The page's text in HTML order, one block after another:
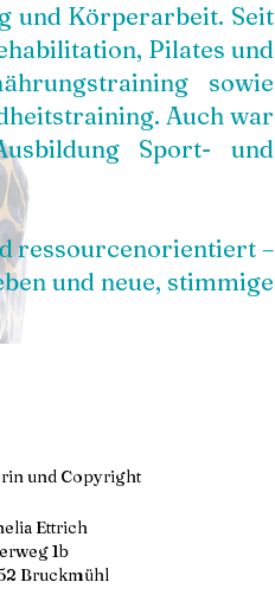
und Körperarbeit. Seit
Pilates und
sowie
Auch war
Sport- und
ressourcenorientiert –
und neue, stimmige
und Copyright
Ettrich
1b
Bruckmühl